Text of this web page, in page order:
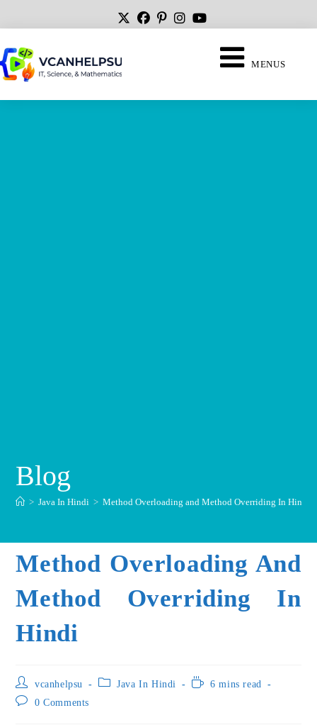
MENUS
Blog
> Java In Hindi > Method Overloading and Method Overriding In Hindi
Method Overloading And
Method Overriding In
Hindi
vcanhelpsu Java In Hindi
6 mins read
0 Comments